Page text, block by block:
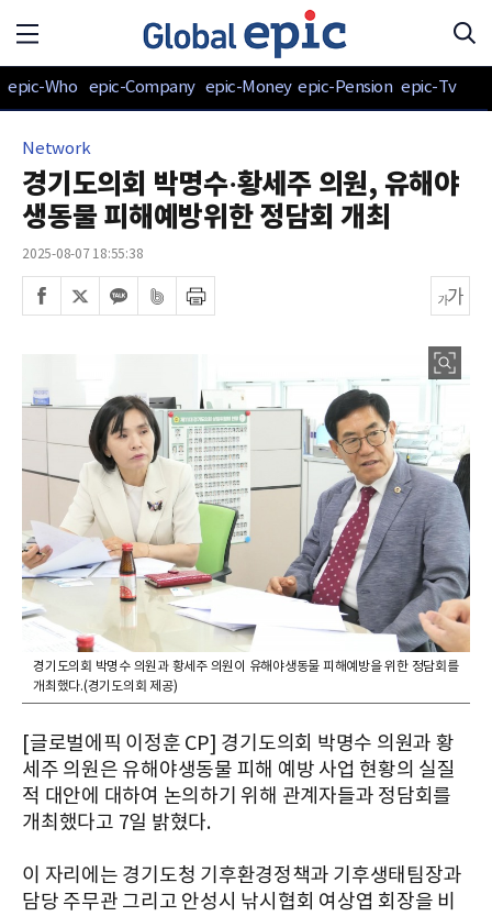
epic-Who epic-Company epic-Money epic-Pension epic-Tv
Network
경기도의회 박명수·황세주 의원, 유해야
생동물 피해예방위한 정담회 개최
2025-08-07 18:55:38
경기도의회 박명수 의원과 황세주 의원이 유해야생동물 피해예방을 위한 정담회를
개최했다.(경기도의회 제공)
[글로벌에픽 이정훈 CP] 경기도의회 박명수 의원과 황
세주 의원은 유해야생동물 피해 예방 사업 현황의 실질
적 대안에 대하여 논의하기 위해 관계자들과 정담회를
개최했다고 7일 밝혔다.
이 자리에는 경기도청 기후환경정책과 기후생태팀장과
담당 주무관 그리고 안성시 낚시협회 여상엽 회장을 비